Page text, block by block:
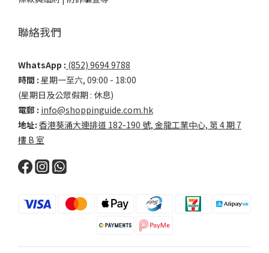
聯絡我們
WhatsApp : (852) 9694 9788
時間 : 星期一至六, 09:00 - 18:00
(星期日及公眾假期 : 休息)
電郵 : info@shoppinguide.com.hk
地址: 香港葵涌大連排道 182-190 號, 金龍工業中心, 第 4 期 7
樓 B 室